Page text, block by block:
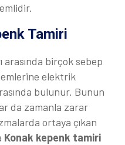
Tamiri
arasında birçok sebep
elektrik
bulunur. Bunun
da zamanla zarar
ortaya çıkan
Konak kepenk tamiri